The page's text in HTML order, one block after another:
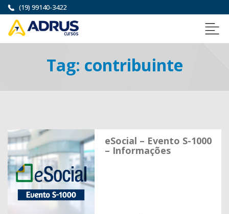
(19) 99140-3422
Tag: contribuinte
eSocial – Evento S-1000
– Informações